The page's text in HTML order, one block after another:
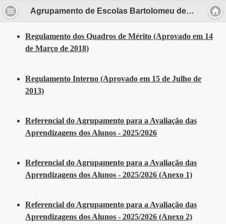
Agrupamento de Escolas Bartolomeu de Gusmão
Regulamento dos Quadros de Mérito (Aprovado em 14
de Março de 2018)
Regulamento Interno (Aprovado em 15 de Julho de
2013)
Referencial do Agrupamento para a Avaliação das
Aprendizagens dos Alunos - 2025/2026
Referencial do Agrupamento para a Avaliação das
Aprendizagens dos Alunos - 2025/2026 (Anexo 1)
Referencial do Agrupamento para a Avaliação das
Aprendizagens dos Alunos - 2025/2026 (Anexo 2)